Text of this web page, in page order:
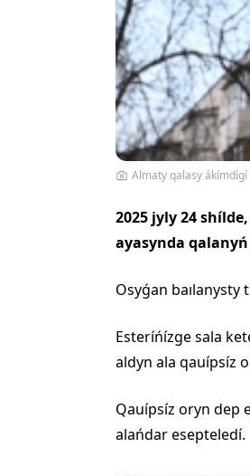
Almaty qalasy ákímdígí
2025 jyly 24
ayasynda
Osyǵan
Esteríńízge sala
aldyn ala qauípsíz
Qauípsíz oryn dep
alańdar esepteledí.